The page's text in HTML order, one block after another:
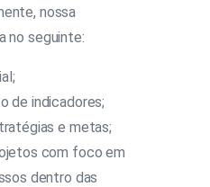
nossa
no seguinte:
de indicadores;
e metas;
com foco em
dentro das